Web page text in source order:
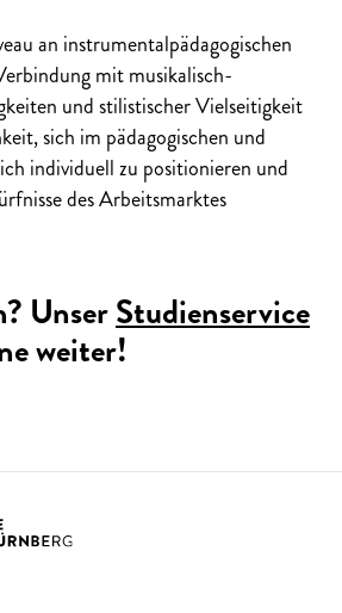
an instrumentalpädagogischen
mit musikalisch-
und stilistischer Vielseitigkeit
sich im pädagogischen und
individuell zu positionieren und
des Arbeitsmarktes
UnserStudienservice
weiter!